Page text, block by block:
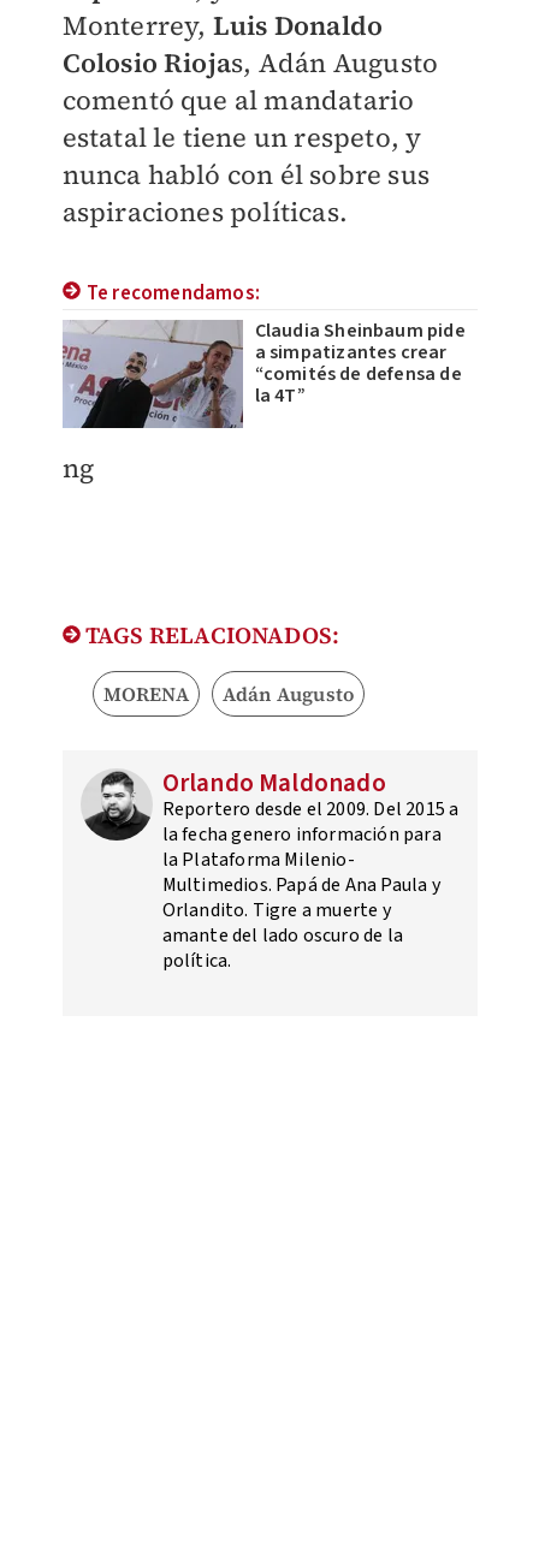
Monterrey, Luis Donaldo
Colosio Riojas, Adán Augusto
comentó que al mandatario
estatal le tiene un respeto, y
nunca habló con él sobre sus
aspiraciones políticas.
Te recomendamos:
Claudia Sheinbaum pide
a simpatizantes crear
“comités de defensa de
la 4T”
ng
TAGS RELACIONADOS:
MORENA Adán Augusto
Orlando Maldonado
Reportero desde el 2009. Del 2015 a
la fecha genero información para
la Plataforma Milenio-
Multimedios. Papá de Ana Paula y
Orlandito. Tigre a muerte y
amante del lado oscuro de la
política.